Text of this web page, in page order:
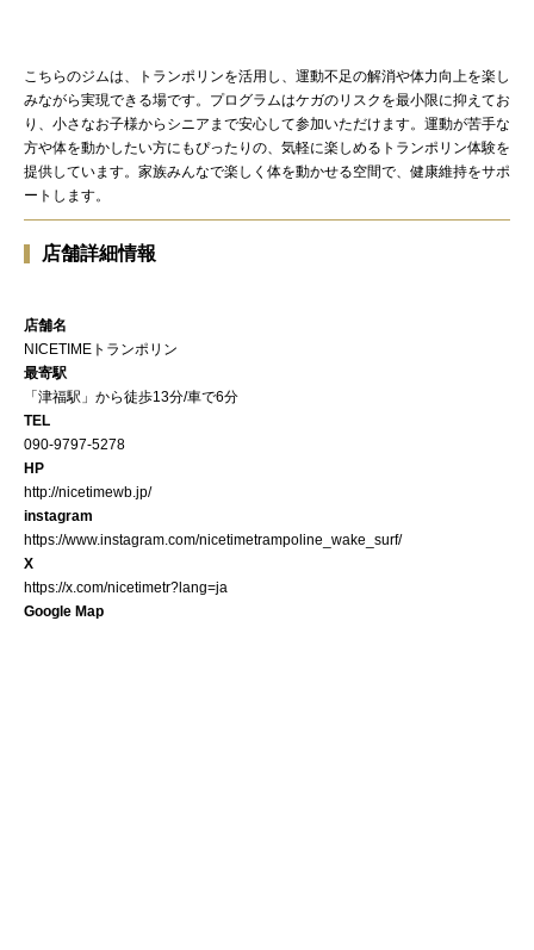
こちらのジムは、トランポリンを活用し、運動不足の解消や体力向上を楽し
みながら実現できる場です。プログラムはケガのリスクを最小限に抑えてお
り、小さなお子様からシニアまで安心して参加いただけます。運動が苦手な
方や体を動かしたい方にもぴったりの、気軽に楽しめるトランポリン体験を
提供しています。家族みんなで楽しく体を動かせる空間で、健康維持をサポ
ートします。
店舗詳細情報
店舗名
NICETIMEトランポリン
最寄駅
「津福駅」から徒歩13分/車で6分
TEL
090-9797-5278
HP
http://nicetimewb.jp/
instagram
https://www.instagram.com/nicetimetrampoline_wake_surf/
X
https://x.com/nicetimetr?lang=ja
Google Map